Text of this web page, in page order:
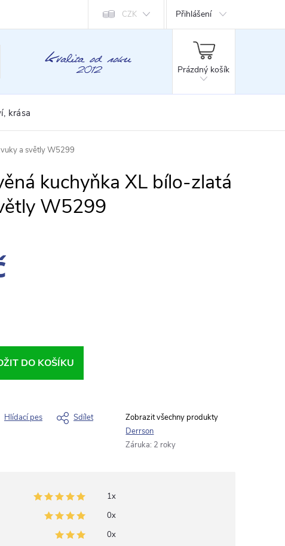
CZK Přihlášení
NÁKUPNÍ
Prázdný košík
krása
a světly W5299
kuchyňka XL bílo-zlatá
W5299
DO KOŠÍKU
Hlídací pes
Sdílet
Derrson
Záruka: 2 roky
1x
0x
0x